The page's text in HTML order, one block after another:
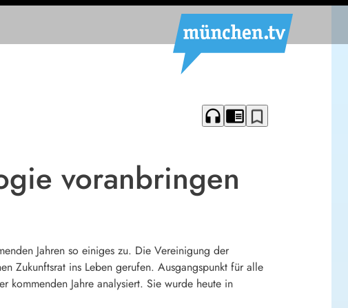
headphones chrome_reader_mode bookmark_border
voranbringen
Jahren so einiges zu. Die Vereinigung der
Zukunftsrat ins Leben gerufen. Ausgangspunkt für alle
kommenden Jahre analysiert. Sie wurde heute in